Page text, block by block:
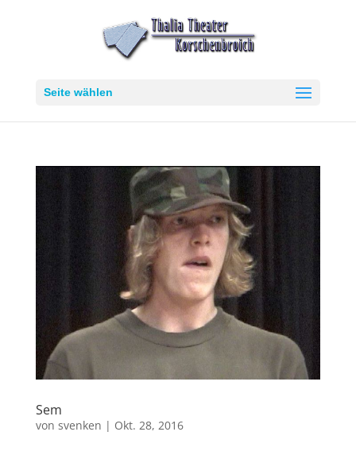
Seite wählen
Sem
von svenken | Okt. 28, 2016